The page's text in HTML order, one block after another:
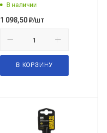
В наличии
1 098,50₽/шт
В КОРЗИНУ